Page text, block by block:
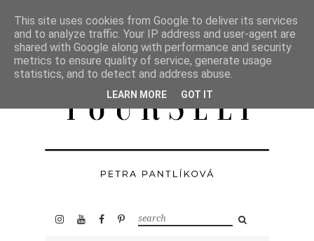
This site uses cookies from Google to deliver its services
and to analyze traffic. Your IP address and user-agent are
shared with Google along with performance and security
metrics to ensure quality of service, generate usage
statistics, and to detect and address abuse.
LEARN MORE GOT IT